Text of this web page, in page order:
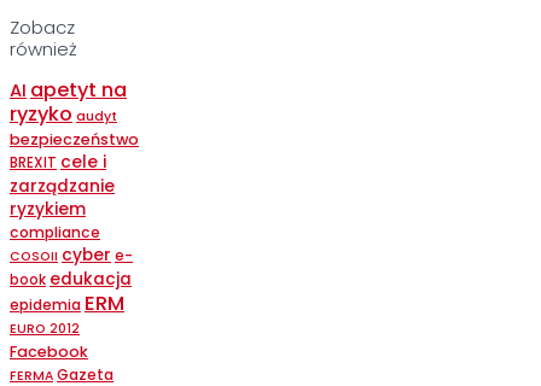
Zobacz
również
AI apetyt na
ryzyko audyt
bezpieczeństwo
BREXIT cele i
zarządzanie
ryzykiem
compliance
COSOII cyber e-
book edukacja
epidemia ERM
EURO 2012
Facebook
FERMA Gazeta